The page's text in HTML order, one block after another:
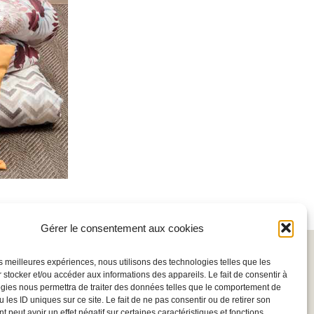
Gérer le consentement aux cookies
meilleures expériences, nous utilisons des technologies telles que les
stocker et/ou accéder aux informations des appareils. Le fait de consentir à
nous permettra de traiter des données telles que le comportement de
les ID uniques sur ce site. Le fait de ne pas consentir ou de retirer son